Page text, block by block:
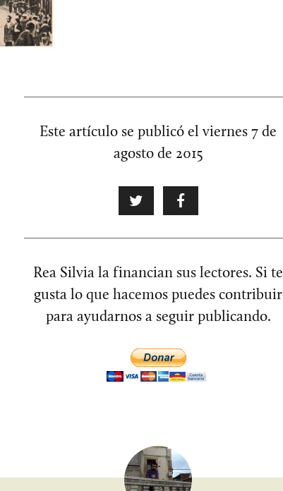
Este artículo se publicó el viernes 7 de
agosto de 2015
Rea Silvia la financian sus lectores. Si te
gusta lo que hacemos puedes contribuir
para ayudarnos a seguir publicando.